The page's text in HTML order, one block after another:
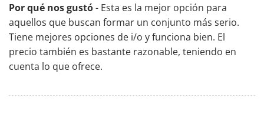
Por qué nos gustó- Esta es la mejor opción para
aquellos que buscan formar un conjunto más serio.
Tiene mejores opciones de i/o y funciona bien. El
precio también es bastante razonable, teniendo en
cuenta lo que ofrece.